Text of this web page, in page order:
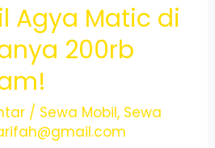
Agya Matic di
200rb
/ Sewa Mobil, Sewa